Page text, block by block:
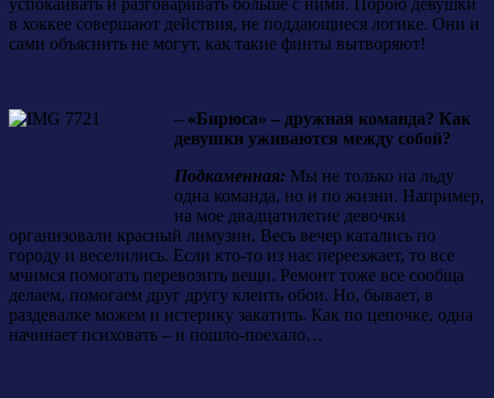
в хоккее совершают действия, не поддающиеся логике. Они и
сами объяснить не могут, как такие финты вытворяют!
– «Бирюса» – дружная команда? Как
девушки уживаются между собой?
Подкаменная: Мы не только на льду
одна команда, но и по жизни. Например,
на мое двадцатилетие девочки
организовали красный лимузин. Весь вечер катались по
городу и веселились. Если кто-то из нас переезжает, то все
мчимся помогать перевозить вещи. Ремонт тоже все сообща
делаем, помогаем друг другу клеить обои. Но, бывает, в
раздевалке можем и истерику закатить. Как по цепочке, одна
начинает психовать – и пошло-поехало…